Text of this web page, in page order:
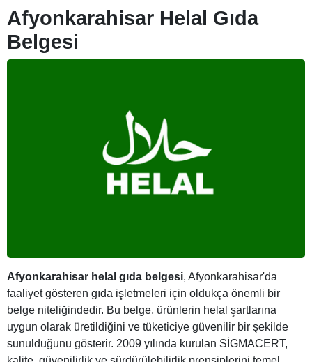
Afyonkarahisar Helal Gıda
Belgesi
Afyonkarahisar helal gıda belgesi, Afyonkarahisar'da
faaliyet gösteren gıda işletmeleri için oldukça önemli bir
belge niteliğindedir. Bu belge, ürünlerin helal şartlarına
uygun olarak üretildiğini ve tüketiciye güvenilir bir şekilde
sunulduğunu gösterir. 2009 yılında kurulan SİGMACERT,